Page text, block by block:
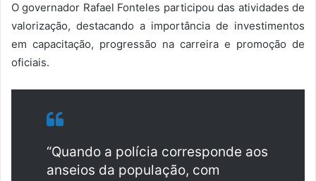
O governador Rafael Fonteles participou das atividades de
valorização, destacando a importância de investimentos
em capacitação, progressão na carreira e promoção de
oficiais.
“Quando a polícia corresponde aos
anseios da população, com